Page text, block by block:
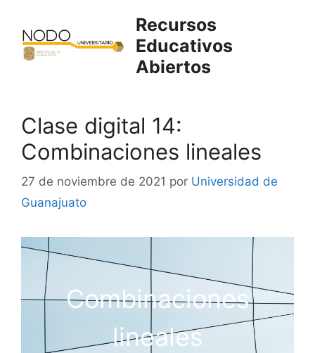
contenido
Recursos
Educativos
Abiertos
Clase digital 14:
Combinaciones lineales
27 de noviembre de 2021 por Universidad de
Guanajuato
Combinaciones
lineales